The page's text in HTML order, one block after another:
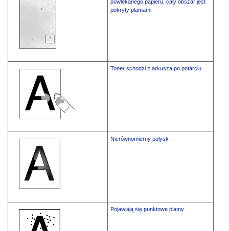
powlekanego papieru, cały obszar jest
pokryty plamami
Toner schodzi z arkusza po potarciu
Nierównomierny połysk
Pojawiają się punktowe plamy